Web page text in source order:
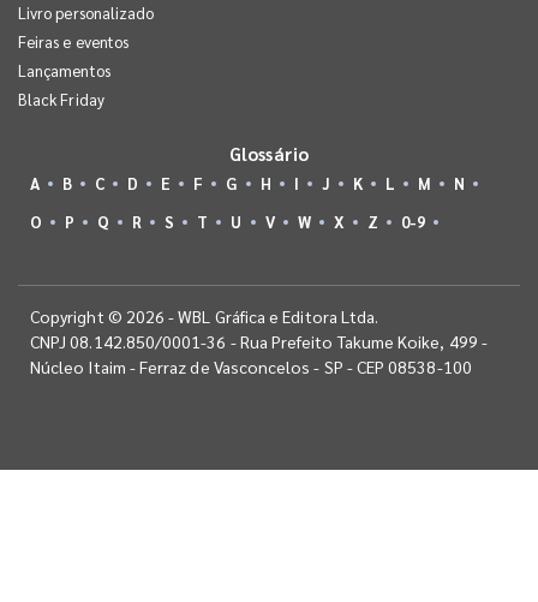
Livro personalizado
Feiras e eventos
Lançamentos
Black Friday
Glossário
A B C D E F G H I J K L M
N
O
P Q R S T U V W X Z 0-9
Copyright © 2026 - WBL Gráfica e Editora Ltda.
CNPJ 08.142.850/0001-36 - Rua Prefeito Takume Koike, 499 -
Núcleo Itaim - Ferraz de Vasconcelos - SP - CEP 08538-100